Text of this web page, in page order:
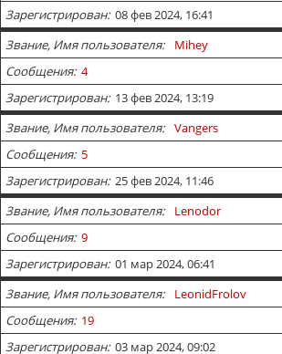
Зарегистрирован 08 фев 2024, 16:41
Звание, Имя пользователя
Mihey
Сообщения 4
Зарегистрирован 13 фев 2024, 13:19
Звание, Имя пользователя
Vangers
Сообщения 5
Зарегистрирован 25 фев 2024, 11:46
Звание, Имя пользователя
Lenodor
Сообщения 9
Зарегистрирован 01 мар 2024, 06:41
Звание, Имя пользователя
LeonidFrolov
Сообщения 19
Зарегистрирован 03 мар 2024, 09:02